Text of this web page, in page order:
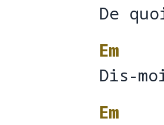
De quo
De
Em
Dis-
Dis-
Em